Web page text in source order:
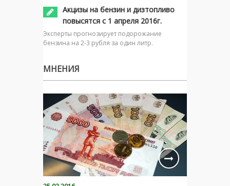
Акцизы на бензин и дизтопливо
повысятся с 1 апреля 2016г.
Эксперты прогнозирует подорожание
бензина на 2-3 рубля за один литр.
МНЕНИЯ